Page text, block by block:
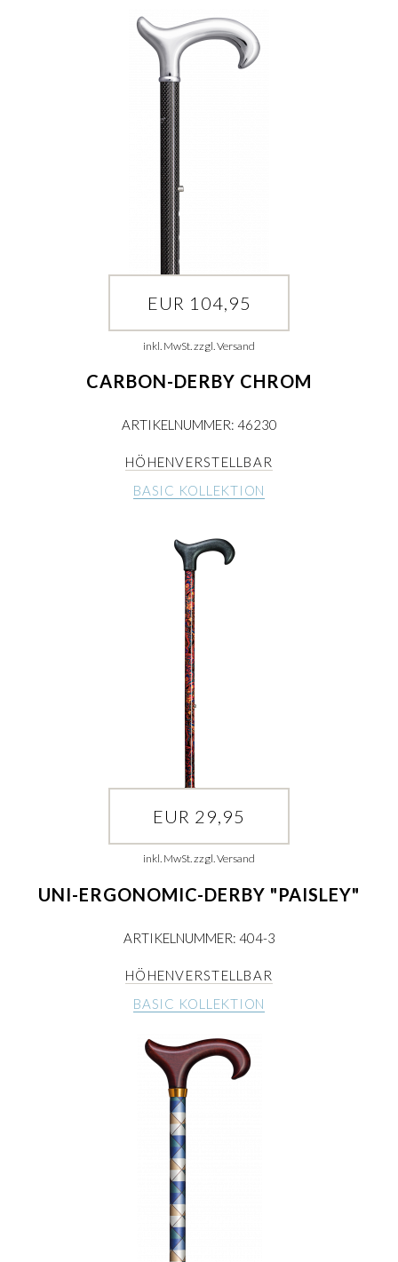
EUR 104,95
inkl. MwSt. zzgl. Versand
CARBON-DERBY CHROM
ARTIKELNUMMER: 46230
HÖHENVERSTELLBAR
BASIC KOLLEKTION
EUR 29,95
inkl. MwSt. zzgl. Versand
UNI-ERGONOMIC-DERBY "PAISLEY"
ARTIKELNUMMER: 404-3
HÖHENVERSTELLBAR
BASIC KOLLEKTION